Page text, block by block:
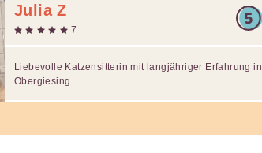
Julia Z
7
Liebevolle Katzensitterin mit langjähriger Erfahrung in
Obergiesing